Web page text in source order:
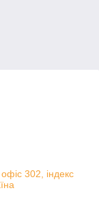
302, індекс